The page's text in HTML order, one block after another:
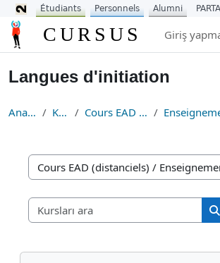
Ana içeriğe gitCURSUS Giriş
Langues d'initiation
Ana sayfa Kurslar Cours EAD (distanciels)
Kurs Kategorileri
Bloklar
Gezinme 'yı atla
Étudiants Personnels Alumni